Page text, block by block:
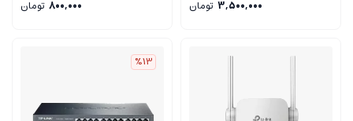
3,500,000 تومان
800,000 تومان
%13